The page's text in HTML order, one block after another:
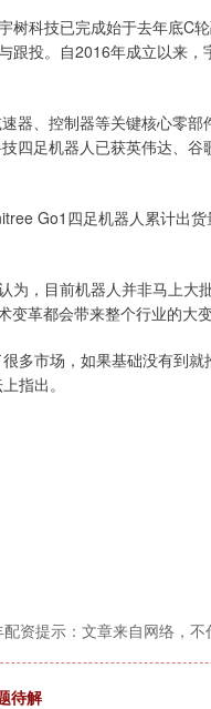
树科技已完成始于去年底C
跟投。自2016年成立以来，
器、控制器等关键核心零部
四足机器人已获英伟达、谷
Go1四足机器人累计出
为，目前机器人并非马上大
革都会带来整个行业的大变
多市场，如果基础没有到就
指出。
配资提示：文章来自网络，不
待解